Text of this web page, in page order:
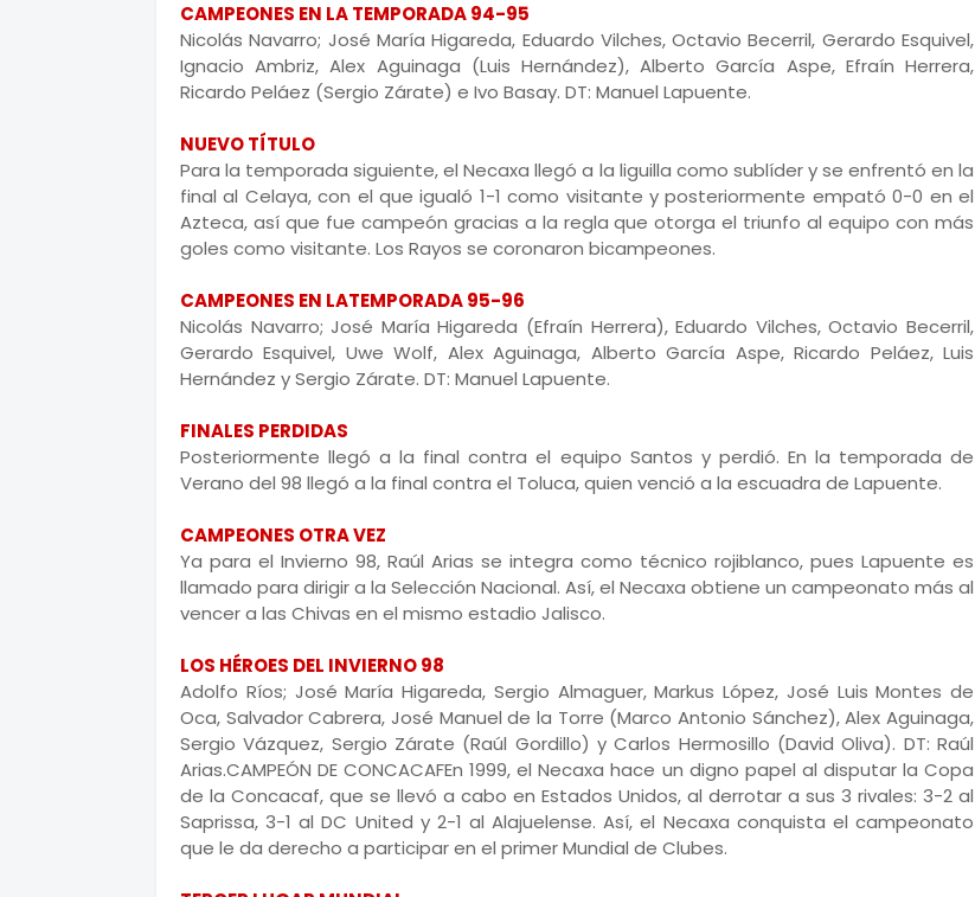
CAMPEONES EN LA TEMPORADA 94-95
Nicolás Navarro; José María Higareda, Eduardo Vilches, Octavio Becerril, Gerardo Esquivel,
Ignacio Ambriz, Alex Aguinaga (Luis Hernández), Alberto García Aspe, Efraín Herrera,
Ricardo Peláez (Sergio Zárate) e Ivo Basay. DT: Manuel Lapuente.
NUEVO TÍTULO
Para la temporada siguiente, el Necaxa llegó a la liguilla como sublíder y se enfrentó en la
final al Celaya, con el que igualó 1-1 como visitante y posteriormente empató 0-0 en el
Azteca, así que fue campeón gracias a la regla que otorga el triunfo al equipo con más
goles como visitante. Los Rayos se coronaron bicampeones.
CAMPEONES EN LATEMPORADA 95-96
Nicolás Navarro; José María Higareda (Efraín Herrera), Eduardo Vilches, Octavio Becerril,
Gerardo Esquivel, Uwe Wolf, Alex Aguinaga, Alberto García Aspe, Ricardo Peláez, Luis
Hernández y Sergio Zárate. DT: Manuel Lapuente.
FINALES PERDIDAS
Posteriormente llegó a la final contra el equipo Santos y perdió. En la temporada de
Verano del 98 llegó a la final contra el Toluca, quien venció a la escuadra de Lapuente.
CAMPEONES OTRA VEZ
Ya para el Invierno 98, Raúl Arias se integra como técnico rojiblanco, pues Lapuente es
llamado para dirigir a la Selección Nacional. Así, el Necaxa obtiene un campeonato más al
vencer a las Chivas en el mismo estadio Jalisco.
LOS HÉROES DEL INVIERNO 98
Adolfo Ríos; José María Higareda, Sergio Almaguer, Markus López, José Luis Montes de
Oca, Salvador Cabrera, José Manuel de la Torre (Marco Antonio Sánchez), Alex Aguinaga,
Sergio Vázquez, Sergio Zárate (Raúl Gordillo) y Carlos Hermosillo (David Oliva). DT: Raúl
Arias.CAMPEÓN DE CONCACAFEn 1999, el Necaxa hace un digno papel al disputar la Copa
de la Concacaf, que se llevó a cabo en Estados Unidos, al derrotar a sus 3 rivales: 3-2 al
Saprissa, 3-1 al DC United y 2-1 al Alajuelense. Así, el Necaxa conquista el campeonato
que le da derecho a participar en el primer Mundial de Clubes.